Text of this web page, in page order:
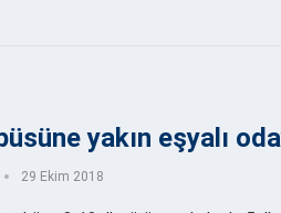
yakın eşyalı
29 Ekim 2018